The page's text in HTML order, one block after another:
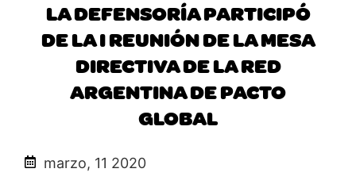
LA DEFENSORÍA PARTICIPÓ
DE LA I REUNIÓN DE LA MESA
DIRECTIVA DE LA RED
ARGENTINA DE PACTO
GLOBAL
marzo, 11 2020